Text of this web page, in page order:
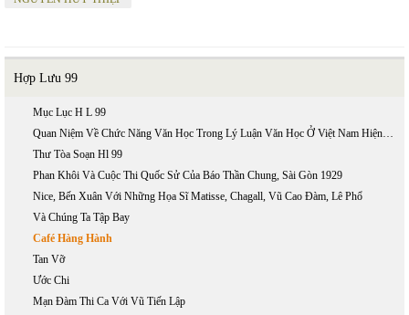
Hợp Lưu 99
Mục Lục H L 99
Quan Niệm Về Chức Năng Văn Học Trong Lý Luận Văn Học Ở Việt Nam Hiện Nay
Thư Tòa Soạn Hl 99
Phan Khôi Và Cuộc Thi Quốc Sử Của Báo Thần Chung, Sài Gòn 1929
Nice, Bến Xuân Với Những Họa Sĩ Matisse, Chagall, Vũ Cao Đàm, Lê Phổ
Và Chúng Ta Tập Bay
Café Hàng Hành
Tan Vỡ
Ước Chi
Mạn Đàm Thi Ca Với Vũ Tiến Lập